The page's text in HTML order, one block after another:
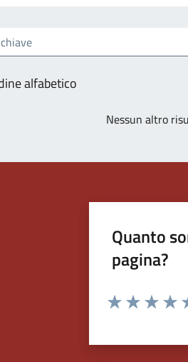
i servizi
alfabetico
Nessun altro
Quanto
pagina?